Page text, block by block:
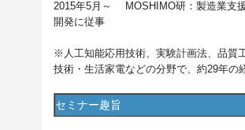
2015年5月～ MOSHIMO研：製造業支
開発に従事
※人工知能応用技術、実験計画法、品質
技術・生活家電などの分野で、約29年の
セミナー趣旨